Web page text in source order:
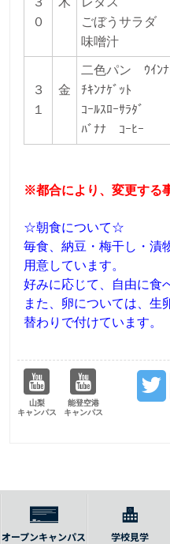
０
ごぼうサラダ
味噌汁
３
１
金
二色パン ｳｲﾝ
ﾁｷﾝﾅｹﾞｯﾄ
ｺｰﾙｽﾛｰｻﾗﾀﾞ
ﾊﾞﾅﾅ ｺｰﾋｰ
※都合により、変更する
☆朝食について☆
毎食、納豆・梅干し・漬
用意しています。
好みに応じて、自由に食
また、卵については、生
替わりで付けています。
山梨
キャンパス
能登空港
キャンパス
オープンキャンパス 学校見学